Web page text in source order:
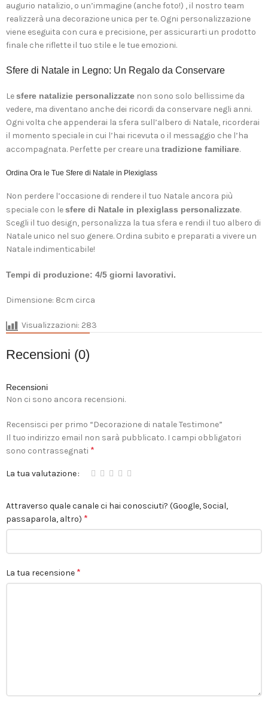
augurio natalizio, o un’immagine (anche foto!) , il nostro team
realizzerà una decorazione unica per te. Ogni personalizzazione
viene eseguita con cura e precisione, per assicurarti un prodotto
finale che riflette il tuo stile e le tue emozioni.
Sfere di Natale in Legno: Un Regalo da Conservare
Lesfere natalizie personalizzate non sono solo bellissime da
vedere, ma diventano anche dei ricordi da conservare negli anni.
Ogni volta che appenderai la sfera sull’albero di Natale, ricorderai
il momento speciale in cui l’hai ricevuta o il messaggio che l’ha
accompagnata. Perfette per creare una tradizione familiare.
Ordina Ora le Tue Sfere di Natale in Plexiglass
Non perdere l’occasione di rendere il tuo Natale ancora più
speciale con lesfere di Natale in plexiglass personalizzate.
Scegli il tuo design, personalizza la tua sfera e rendi il tuo albero di
Natale unico nel suo genere. Ordina subito e preparati a vivere un
Natale indimenticabile!
Tempi di produzione: 4/5 giorni lavorativi.
Dimensione: 8cm circa
Visualizzazioni: 283
Recensioni (0)
Recensioni
Non ci sono ancora recensioni.
Recensisci per primo “Decorazione di natale Testimone”
Il tuo indirizzo email non sarà pubblicato. I campi obbligatori
sono contrassegnati *
La tua valutazione
Attraverso quale canale ci hai conosciuti? (Google, Social,
passaparola, altro) *
La tua recensione *